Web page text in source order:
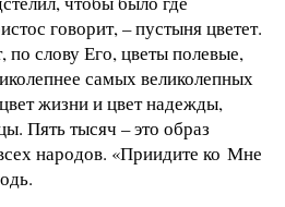
говорит, – пустыня цветет.
слову Его, цветы полевые,
самых великолепных
жизни и цвет надежды,
Пять тысяч – это образ
народов. «Приидите ко Мне